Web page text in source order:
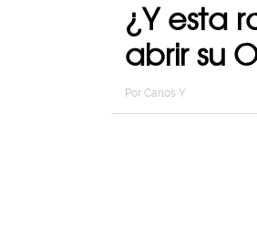
¿Y esta
abrir su
Por Carlos Y